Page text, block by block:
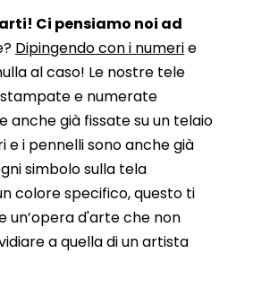
Ci pensiamo noi ad
Dipingendo con i numerie
al caso! Le nostre tele
e numerate
anche già fissate su un telaio
e i pennelli sono anche già
simbolo sulla tela
colore specifico, questo ti
un’opera d'arte che non
a quella di un artista